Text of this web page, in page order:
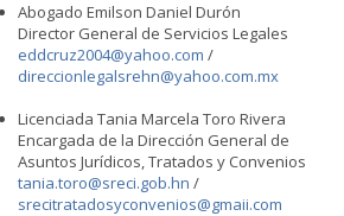
Abogado Emilson Daniel Durón
Director General de Servicios Legales
eddcruz2004@yahoo.com /
direccionlegalsrehn@yahoo.com.mx
Licenciada Tania Marcela Toro Rivera
Encargada de la Dirección General de
Asuntos Jurídicos, Tratados y Convenios
tania.toro@sreci.gob.hn /
srecitratadosyconvenios@gmaii.com